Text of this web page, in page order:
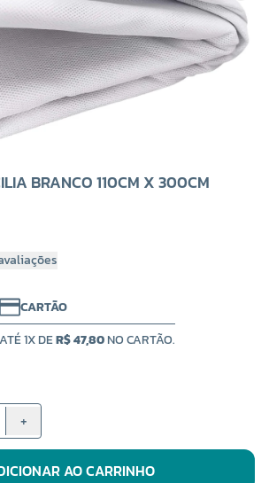
BRANCO 110CM X 300CM
CARTÃO
ATÉ 1X DER$ 47,80NO CARTÃO.
+
AO CARRINHO